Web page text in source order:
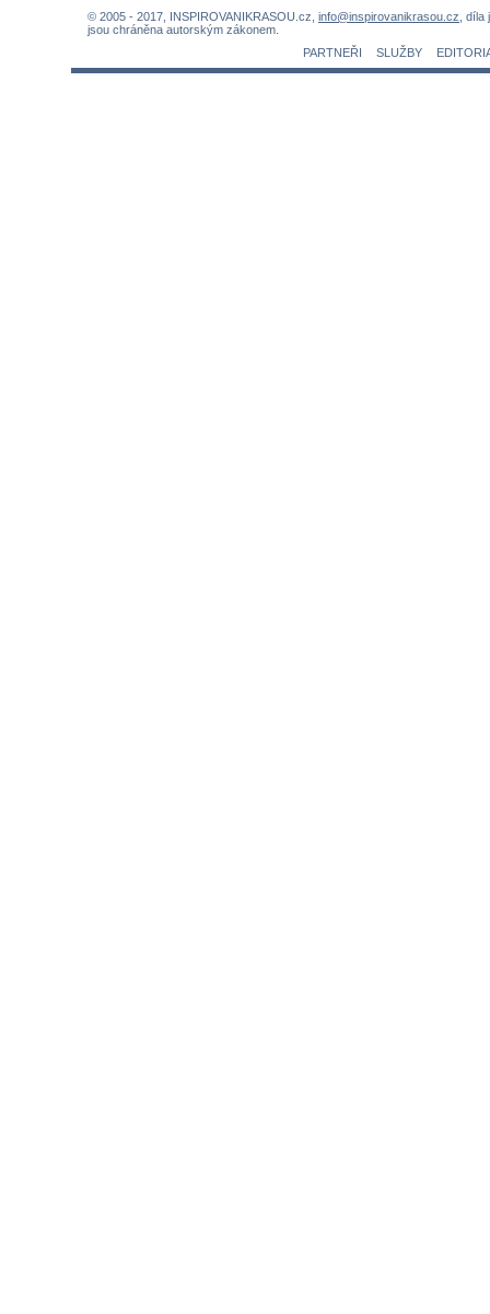
© 2005 - 2017, INSPIROVANIKRASOU.cz, info@inspirovanikrasou.cz ,
jsou chráněna autorským zákonem.
PARTNEŘI
SLUŽBY